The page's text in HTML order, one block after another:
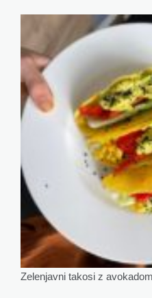
Zelenjavni takosi z avokadom